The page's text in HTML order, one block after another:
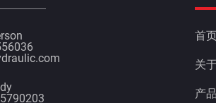
首
关
产